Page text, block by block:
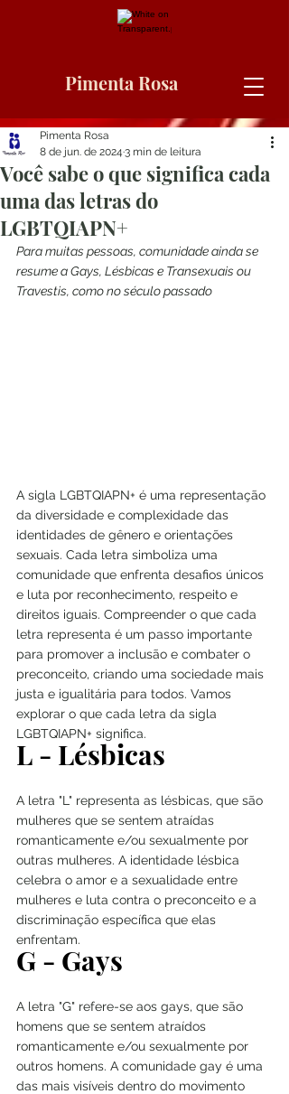
Pimenta Rosa
Você sabe o que significa cada
uma das letras do
LGBTQIAPN+
Pimenta Rosa
8 de jun. de 2024 3 min de leitura
Para muitas pessoas, comunidade ainda se
resume a Gays, Lésbicas e Transexuais ou
Travestis, como no século passado
A sigla LGBTQIAPN+ é uma representação
da diversidade e complexidade das
identidades de gênero e orientações
sexuais. Cada letra simboliza uma
comunidade que enfrenta desafios únicos
e luta por reconhecimento, respeito e
direitos iguais. Compreender o que cada
letra representa é um passo importante
para promover a inclusão e combater o
preconceito, criando uma sociedade mais
justa e igualitária para todos. Vamos
explorar o que cada letra da sigla
LGBTQIAPN+ significa.
L - Lésbicas
A letra "L" representa as lésbicas, que são
mulheres que se sentem atraídas
romanticamente e/ou sexualmente por
outras mulheres. A identidade lésbica
celebra o amor e a sexualidade entre
mulheres e luta contra o preconceito e a
discriminação específica que elas
enfrentam.
G - Gays
A letra "G" refere-se aos gays, que são
homens que se sentem atraídos
romanticamente e/ou sexualmente por
outros homens. A comunidade gay é uma
das mais visíveis dentro do movimento